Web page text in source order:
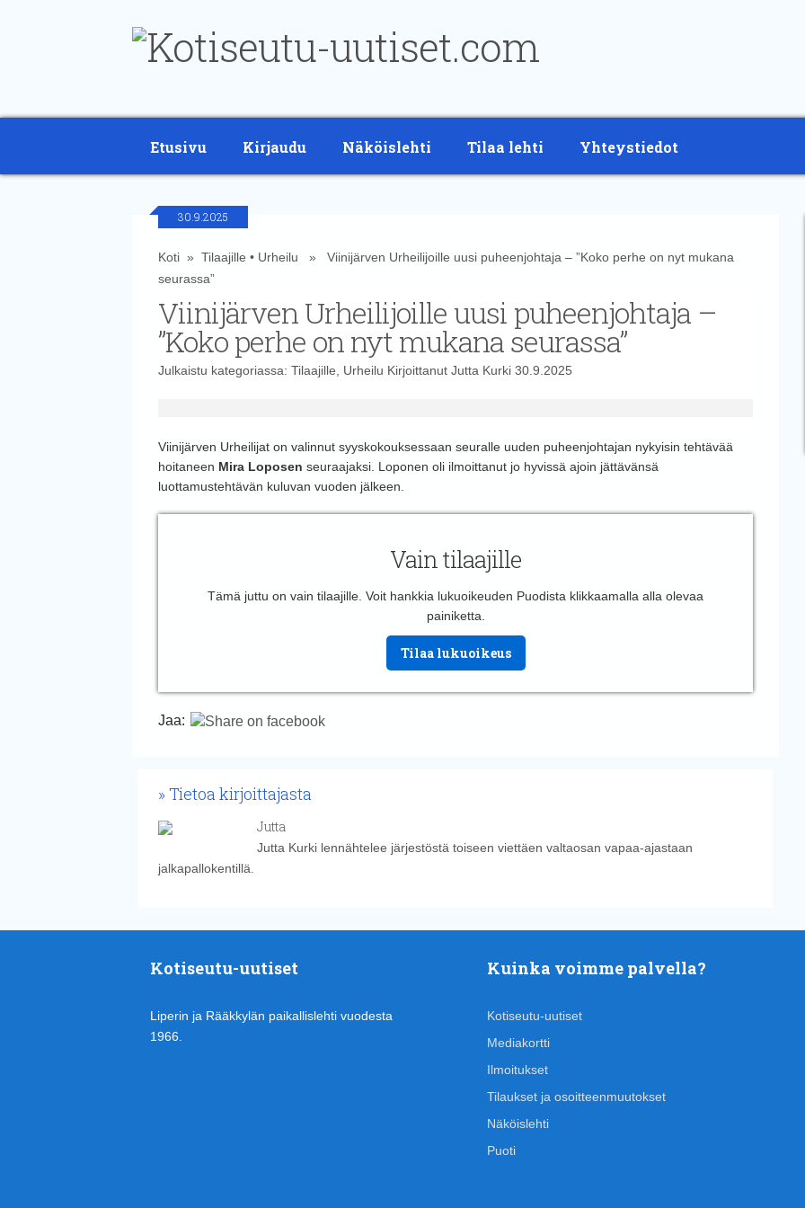
Etusivu Kirjaudu Näköislehti Tilaa lehti Yhteystiedot
30.9.2025
Koti» Tilaajille • Urheilu » Viinijärven Urheilijoille uusi puheenjohtaja – ”Koko perhe on nyt mukana
seurassa”
Viinijärven Urheilijoille uusi puheenjohtaja –
”Koko perhe on nyt mukana seurassa”
Julkaistu kategoriassa: Tilaajille Urheilu Kirjoittanut Jutta Kurki30.9.2025
Viinijärven Urheilijat on valinnut syyskokouksessaan seuralle uuden puheenjohtajan nykyisin tehtävää
hoitaneen Mira Loposen seuraajaksi. Loponen oli ilmoittanut jo hyvissä ajoin jättävänsä
luottamustehtävän kuluvan vuoden jälkeen.
Vain tilaajille
Tämä juttu on vain tilaajille. Voit hankkia lukuoikeuden Puodista klikkaamalla alla olevaa
painiketta.
Tilaa lukuoikeus
Jaa:
Tietoa kirjoittajasta
Jutta
Jutta Kurki lennähtelee järjestöstä toiseen viettäen valtaosan vapaa-ajastaan
jalkapallokentillä.
Kotiseutu-uutiset
Liperin ja Rääkkylän paikallislehti vuodesta
1966.
Kuinka voimme palvella?
Kotiseutu-uutiset
Mediakortti
Ilmoitukset
Tilaukset ja osoitteenmuutokset
Näköislehti
Puoti